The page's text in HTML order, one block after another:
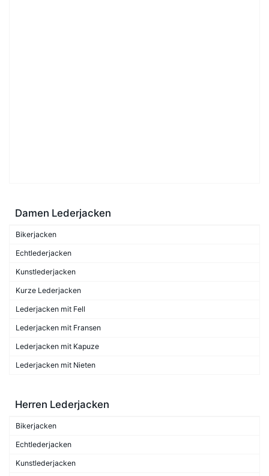
Damen Lederjacken
Bikerjacken
Echtlederjacken
Kunstlederjacken
Kurze Lederjacken
Lederjacken mit Fell
Lederjacken mit Fransen
Lederjacken mit Kapuze
Lederjacken mit Nieten
Herren Lederjacken
Bikerjacken
Echtlederjacken
Kunstlederjacken